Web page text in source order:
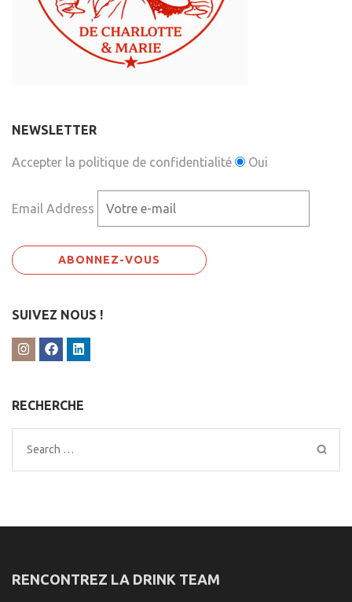
NEWSLETTER
Accepter la politique de confidentialité Oui
Email Address
SUIVEZ NOUS !
RECHERCHE
Search
for:
RENCONTREZ LA DRINK TEAM